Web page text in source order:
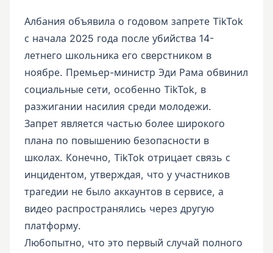
Албания объявила о годовом запрете TikTok
с начала 2025 года после убийства 14-
летнего школьника его сверстником в
ноябре. Премьер-министр Эди Рама обвинил
социальные сети, особенно TikTok, в
разжигании насилия среди молодежи.
Запрет является частью более широкого
плана по повышению безопасности в
школах. Конечно, TikTok отрицает связь с
инцидентом, утверждая, что у участников
трагедии не было аккаунтов в сервисе, а
видео распространялись через другую
платформу.
Любопытно, что это первый случай полного